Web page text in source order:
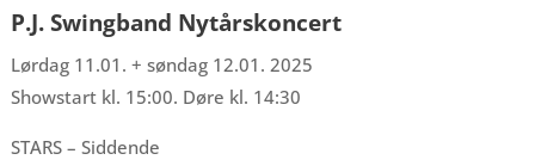
P.J. Swingband Nytårskoncert
Lørdag 11.01. + søndag 12.01. 2025
Showstart kl. 15:00. Døre kl. 14:30
STARS – Siddende